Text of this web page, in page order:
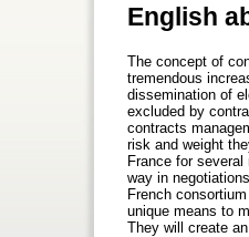
English
The concept of
tremendous
dissemination of
excluded by
contracts
risk and weight
France for
way in
French
unique means to
They will create